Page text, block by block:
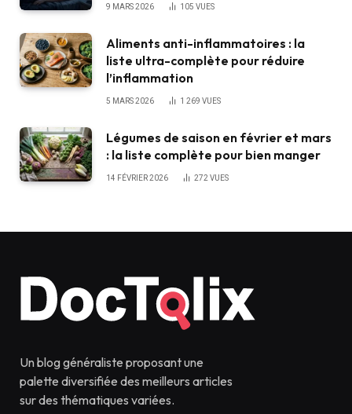
9 MARS 2026 105 VUES
Aliments anti-inflammatoires : la
liste ultra-complète pour réduire
l’inflammation
5 MARS 2026 1 269 VUES
Légumes de saison en février et mars
: la liste complète pour bien manger
14 FÉVRIER 2026 272VUES
Un blog généraliste proposant une
palette diversifiée des meilleurs articles
sur des thématiques variées.